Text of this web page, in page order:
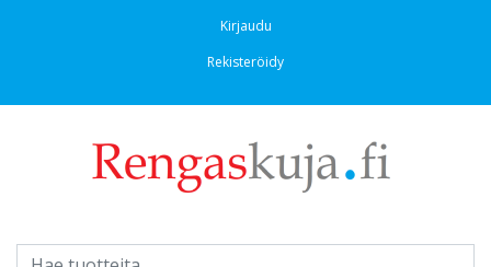
Kirjaudu
Rekisteröidy